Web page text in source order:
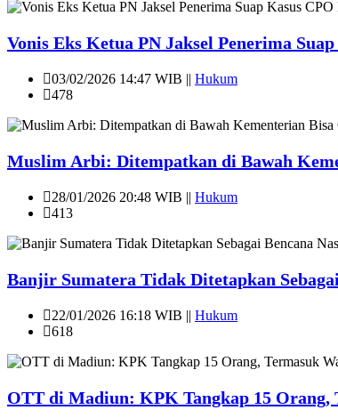
Vonis Eks Ketua PN Jaksel Penerima
03/02/2026 14:47 WIB || Hukum
478
Muslim Arbi: Ditempatkan di Bawah
28/01/2026 20:48 WIB || Hukum
413
Banjir Sumatera Tidak Ditetapkan
22/01/2026 16:18 WIB || Hukum
618
OTT di Madiun: KPK Tangkap 15 Orang,